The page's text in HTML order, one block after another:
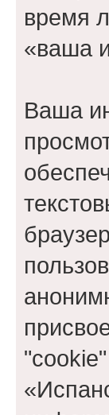
время
«ваша
Ваша